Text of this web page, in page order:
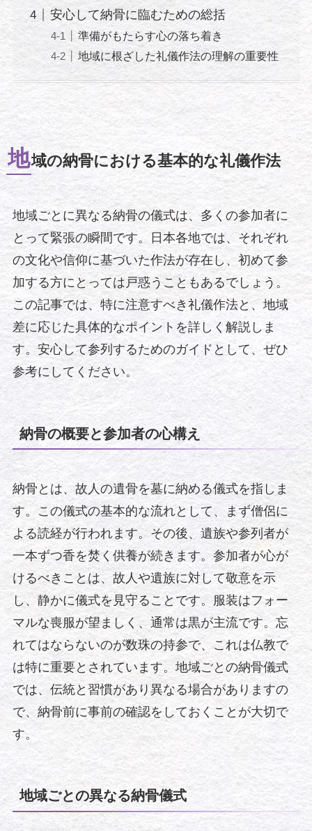
安心して納骨に臨むための総括
準備がもたらす心の落ち着き
地域に根ざした礼儀作法の理解の重要性
地域の納骨における基本的な礼儀作法
地域ごとに異なる納骨の儀式は、多くの参加者に
とって緊張の瞬間です。日本各地では、それぞれ
の文化や信仰に基づいた作法が存在し、初めて参
加する方にとっては戸惑うこともあるでしょう。
この記事では、特に注意すべき礼儀作法と、地域
差に応じた具体的なポイントを詳しく解説しま
す。安心して参列するためのガイドとして、ぜひ
参考にしてください。
納骨の概要と参加者の心構え
納骨とは、故人の遺骨を墓に納める儀式を指しま
す。この儀式の基本的な流れとして、まず僧侶に
よる読経が行われます。その後、遺族や参列者が
一本ずつ香を焚く供養が続きます。参加者が心が
けるべきことは、故人や遺族に対して敬意を示
し、静かに儀式を見守ることです。服装はフォー
マルな喪服が望ましく、通常は黒が主流です。忘
れてはならないのが数珠の持参で、これは仏教で
は特に重要とされています。地域ごとの納骨儀式
では、伝統と習慣があり異なる場合がありますの
で、納骨前に事前の確認をしておくことが大切で
す。
地域ごとの異なる納骨儀式